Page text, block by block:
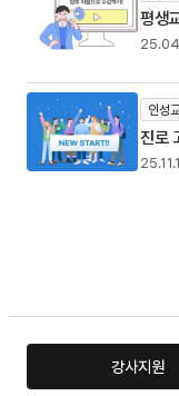
평생
인성
진로
강사지원